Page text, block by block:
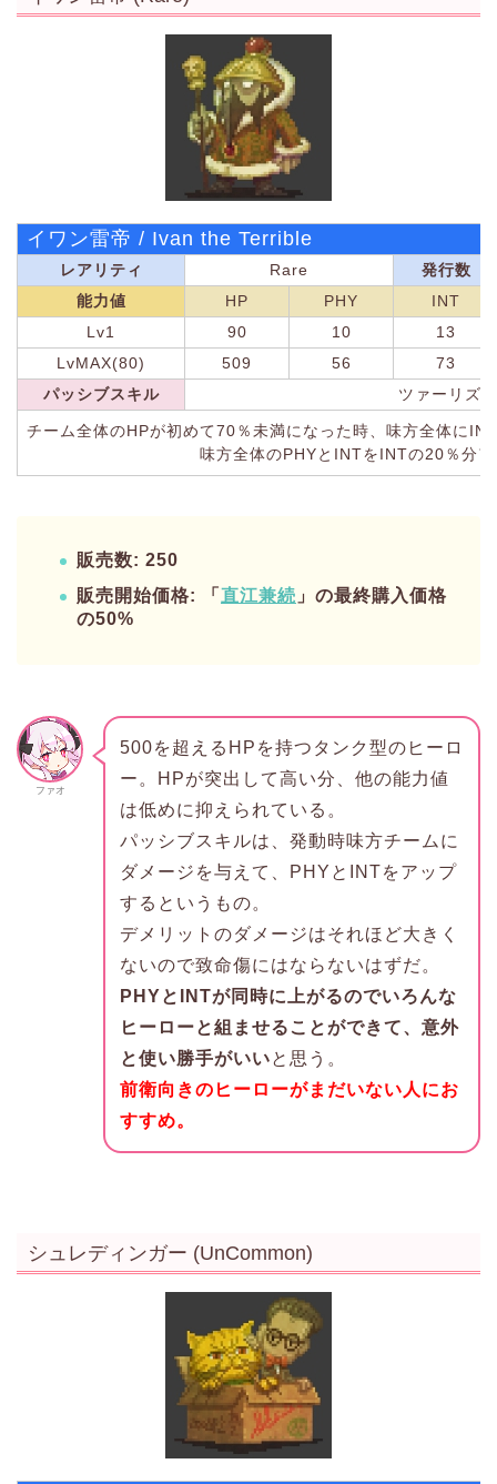
イワン雷帝 / Ivan the Terrible
レアリティ Rare
発行数
能力値
HP PHY
INT
Lv1
90 10
13
LvMAX(80)
509 56
73
パッシブスキル
ツァーリズム
チーム全体のHPが初めて70％未満になった時、味方全体に
味方全体のPHYとINTをINTの20％分
販売数: 250
販売開始価格: 「 直江兼続 」の最終購入価格
の50%
ファオ
500を超えるHPを持つタンク型のヒーロ
ー。HPが突出して高い分、他の能力値
は低めに抑えられている。
パッシブスキルは、発動時味方チームに
ダメージを与えて、PHYとINTをアップ
するというもの。
デメリットのダメージはそれほど大きく
ないので致命傷にはならないはずだ。
PHYとINTが同時に上がるのでいろんな
ヒーローと組ませることができて、意外
と使い勝手がいいと思う。
前衛向きのヒーローがまだいない人にお
すすめ。
シュレディンガー (UnCommon)